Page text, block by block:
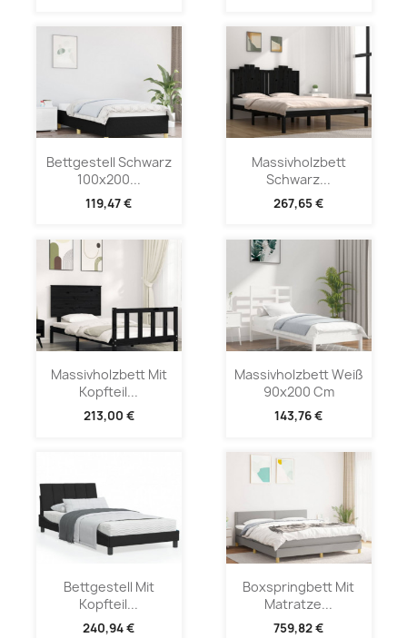
Bettgestell Schwarz
100x200...
119,47 €
Massivholzbett
Schwarz...
267,65 €
Massivholzbett Mit
Kopfteil...
213,00 €
Massivholzbett Weiß
90x200 Cm
143,76 €
Bettgestell Mit
Kopfteil...
240,94 €
Boxspringbett Mit
Matratze...
759,82 €